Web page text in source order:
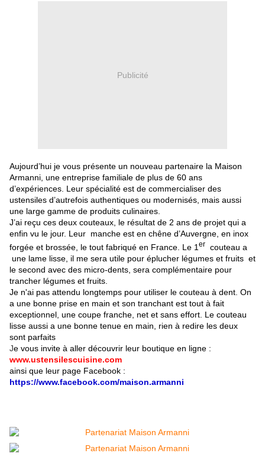
Publicité
Aujourd’hui je vous présente un nouveau partenaire la Maison
Armanni, une entreprise familiale de plus de 60 ans
d’expériences. Leur spécialité est de commercialiser des
ustensiles d’autrefois authentiques ou modernisés, mais aussi
une large gamme de produits culinaires.
J’ai reçu ces deux couteaux, le résultat de 2 ans de projet qui a
enfin vu le jour. Leur manche est en chêne d’Auvergne, en inox
forgée et brossée, le tout fabriqué en France. Le 1 er
couteau a
une lame lisse, il me sera utile pour éplucher légumes et fruits et
le second avec des micro-dents, sera complémentaire pour
trancher légumes et fruits.
Je n'ai pas attendu longtemps pour utiliser le couteau à dent. On
a une bonne prise en main et son tranchant est tout à fait
exceptionnel, une coupe franche, net et sans effort. Le couteau
lisse aussi a une bonne tenue en main, rien à redire les deux
sont parfaits
Je vous invite à aller découvrir leur boutique en ligne :
www.ustensilescuisine.com
ainsi que leur page Facebook :
https://www.facebook.com/maison.armanni